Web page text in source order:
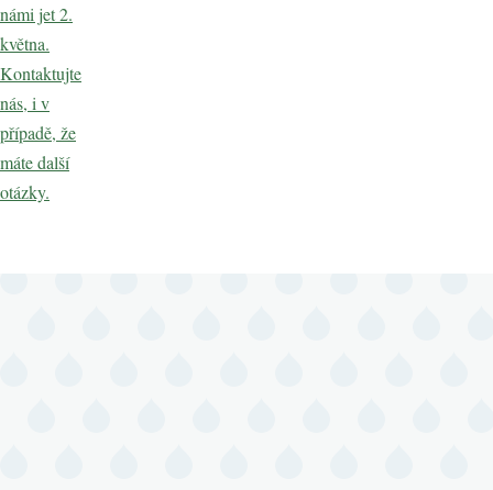
námi jet 2.
května.
Kontaktujte
nás, i v
případě, že
máte další
otázky.